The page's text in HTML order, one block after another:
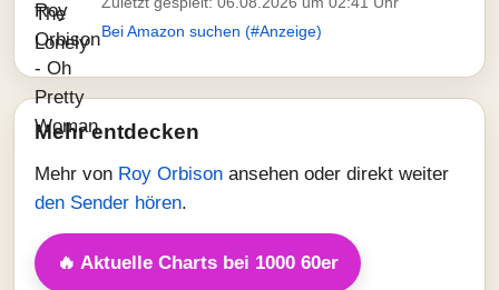
Bei Amazon suchen (#Anzeige)
Mehr entdecken
Mehr von Roy Orbison ansehen oder direkt weiter
den Sender hören.
🔥 Aktuelle Charts bei 1000 60er